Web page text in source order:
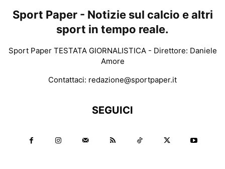
Sport Paper - Notizie sul calcio e altri
sport in tempo reale.
Sport Paper TESTATA GIORNALISTICA - Direttore: Daniele
Amore
Contattaci: redazione@sportpaper.it
SEGUICI